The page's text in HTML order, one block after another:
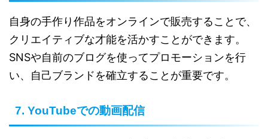
自身の手作り作品をオンラインで販売することで、
クリエイティブな才能を活かすことができます。
SNSや自前のブログを使ってプロモーションを行
い、自己ブランドを確立することが重要です。
7. YouTubeでの動画配信